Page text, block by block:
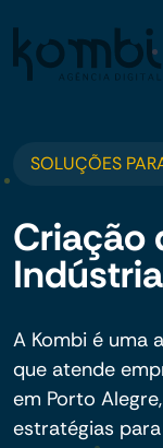
SOLUÇÕES
Criação
A Kombi é uma
que atende
em Porto
estratégias